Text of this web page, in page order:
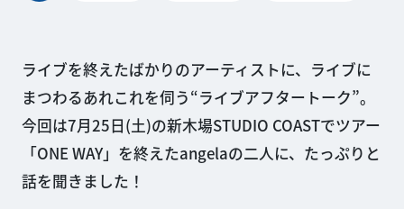
ライブを終えたばかりのアーティストに、ライブに
まつわるあれこれを伺う“ライブアフタートーク”。
今回は7月25日(土)の新木場STUDIO COASTでツアー
「ONE WAY」を終えたangelaの二人に、たっぷりと
話を聞きました！